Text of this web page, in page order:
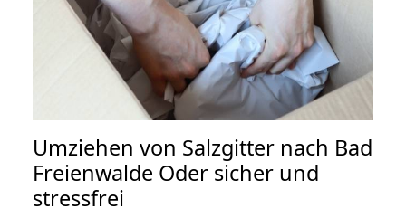
Umziehen von Salzgitter nach Bad
Freienwalde Oder sicher und
stressfrei